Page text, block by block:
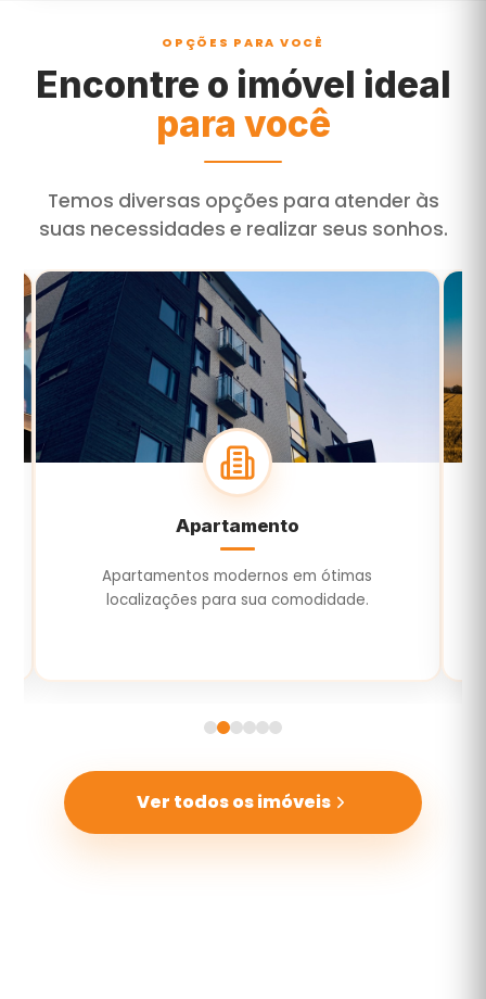
OPÇÕES PARA VOCÊ
Encontre o imóvel ideal
para você
Temos diversas opções para atender às
suas necessidades e realizar seus sonhos.
Terreno
Terrenos para construir ou investir com
segurança e valorização.
Ver todos os imóveis